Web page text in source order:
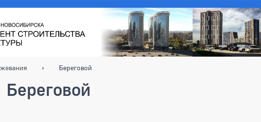
Береговой
Береговой